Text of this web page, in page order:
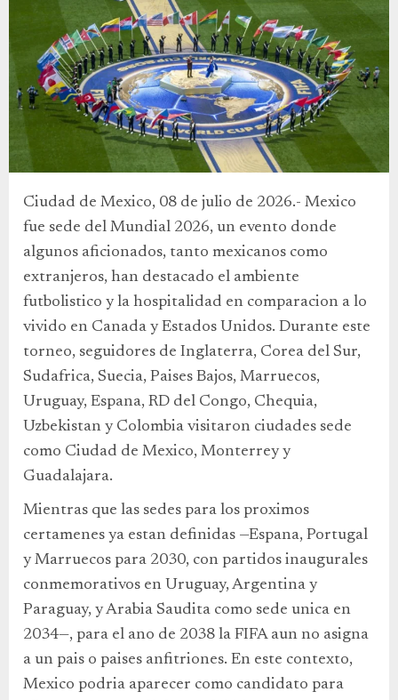
Ciudad de Mexico, 08 de julio de 2026.- Mexico
fue sede del Mundial 2026, un evento donde
algunos aficionados, tanto mexicanos como
extranjeros, han destacado el ambiente
futbolistico y la hospitalidad en comparacion a lo
vivido en Canada y Estados Unidos. Durante este
torneo, seguidores de Inglaterra, Corea del Sur,
Sudafrica, Suecia, Paises Bajos, Marruecos,
Uruguay, Espana, RD del Congo, Chequia,
Uzbekistan y Colombia visitaron ciudades sede
como Ciudad de Mexico, Monterrey y
Guadalajara.
Mientras que las sedes para los proximos
certamenes ya estan definidas —Espana, Portugal
y Marruecos para 2030, con partidos inaugurales
conmemorativos en Uruguay, Argentina y
Paraguay, y Arabia Saudita como sede unica en
2034—, para el ano de 2038 la FIFA aun no asigna
a un pais o paises anfitriones. En este contexto,
Mexico podria aparecer como candidato para